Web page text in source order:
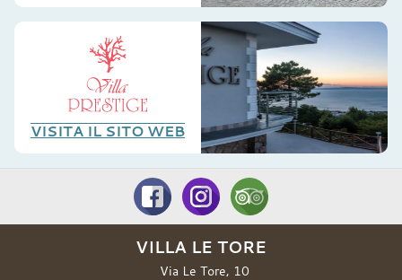
VISITA IL SITO WEB
VILLA LE TORE
Via Le Tore, 10